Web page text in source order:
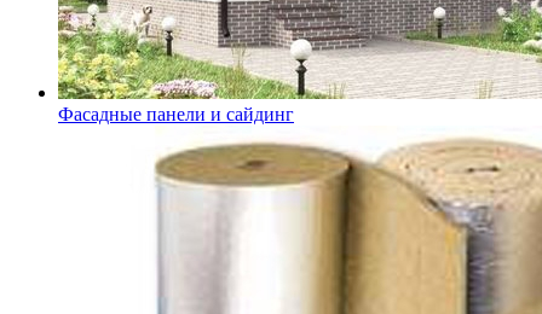
Фасадные панели и сайдинг